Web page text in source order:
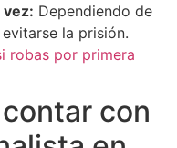
vez: Dependiendo de
la prisión.
robas por primera
con